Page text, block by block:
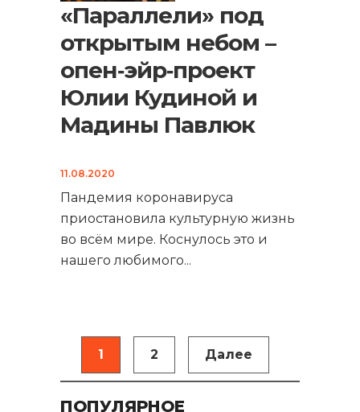
«Параллели» под
открытым небом –
опен‑эйр‑проект
Юлии Кудиной и
Мадины Павлюк
11.08.2020
Пандемия коронавируса
приостановила культурную жизнь
во всём мире. Коснулось это и
нашего любимого...
Навигация
по
записям
1 2 Далее
ПОПУЛЯРНОЕ